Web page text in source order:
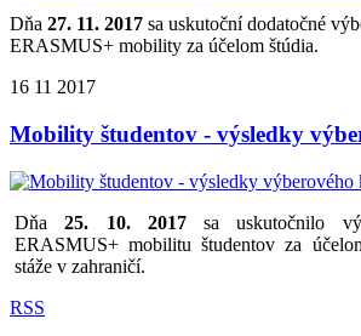
Dňa 27. 11. 2017 sa uskutoční dodatočné
ERASMUS+ mobility za účelom štúdia.
16 11 2017
Mobility študentov - výsledky
Dňa25. 10. 2017 sa uskutočnilo
ERASMUS+ mobilitu študentov za
stáže v zahraničí.
RSS